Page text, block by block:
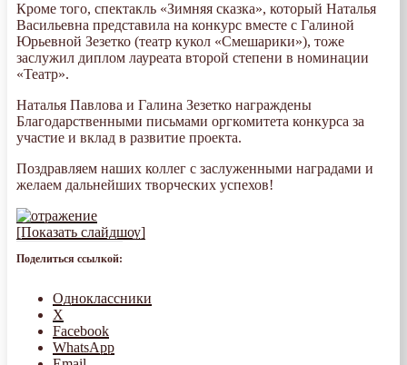
Кроме того, спектакль «Зимняя сказка», который Наталья
Васильевна представила на конкурс вместе с Галиной
Юрьевной Зезетко (театр кукол «Смешарики»), тоже
заслужил диплом лауреата второй степени в номинации
«Театр».
Наталья Павлова и Галина Зезетко награждены
Благодарственными письмами оргкомитета конкурса за
участие и вклад в развитие проекта.
Поздравляем наших коллег с заслуженными наградами и
желаем дальнейших творческих успехов!
[Показать слайдшоу]
Поделиться ссылкой:
Одноклассники
X
Facebook
WhatsApp